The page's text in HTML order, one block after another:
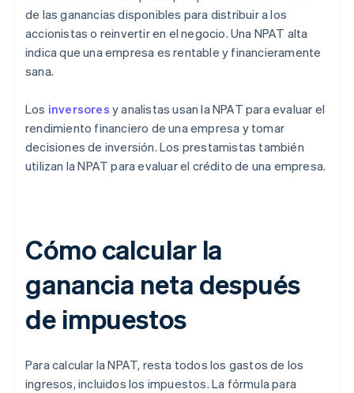
de las ganancias disponibles para distribuir a los
accionistas o reinvertir en el negocio. Una NPAT alta
indica que una empresa es rentable y financieramente
sana.
Los inversores y analistas usan la NPAT para evaluar el
rendimiento financiero de una empresa y tomar
decisiones de inversión. Los prestamistas también
utilizan la NPAT para evaluar el crédito de una empresa.
Cómo calcular la
ganancia neta después
de impuestos
Para calcular la NPAT, resta todos los gastos de los
ingresos, incluidos los impuestos. La fórmula para